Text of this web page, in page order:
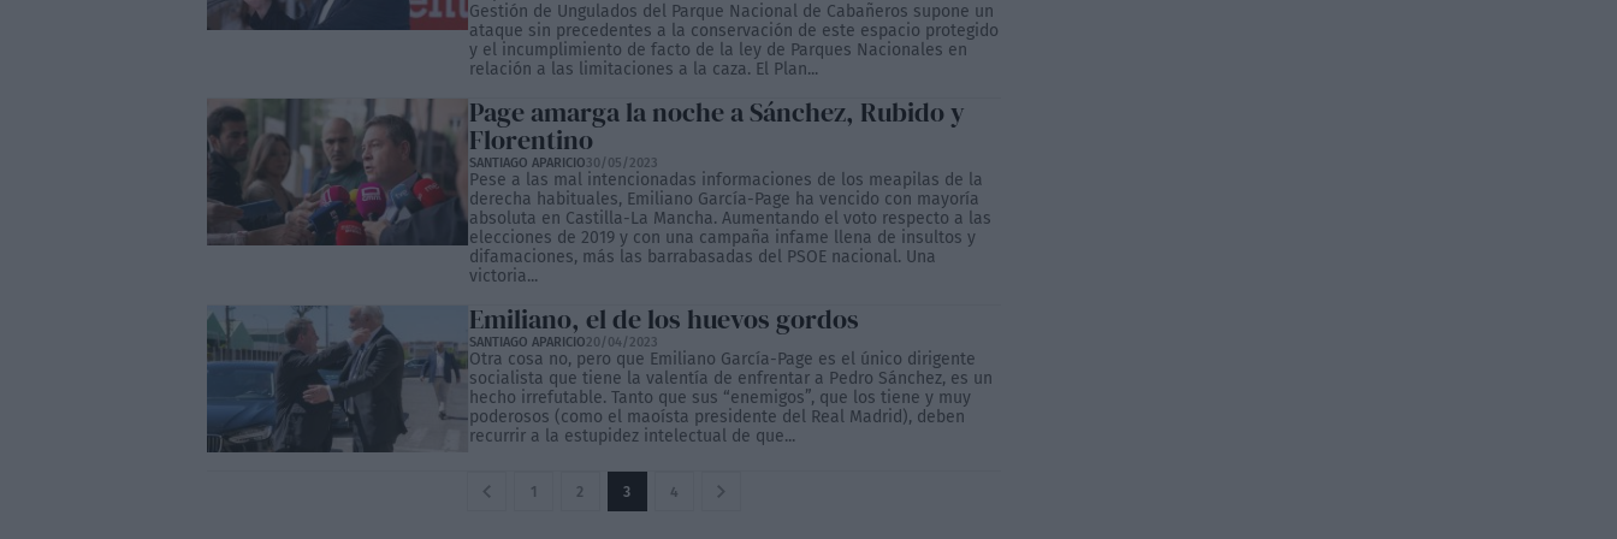
Gestión de Ungulados del Parque Nacional de Cabañeros supone un
ataque sin precedentes a la conservación de este espacio protegido
y el incumplimiento de facto de la ley de Parques Nacionales en
relación a las limitaciones a la caza. El Plan...
Page amarga la noche a Sánchez, Rubido y
Florentino
SANTIAGO APARICIO30/05/2023
Pese a las mal intencionadas informaciones de los meapilas de la
derecha habituales, Emiliano García-Page ha vencido con mayoría
absoluta en Castilla-La Mancha. Aumentando el voto respecto a las
elecciones de 2019 y con una campaña infame llena de insultos y
difamaciones, más las barrabasadas del PSOE nacional. Una
victoria...
Emiliano, el de los huevos gordos
SANTIAGO APARICIO20/04/2023
Otra cosa no, pero que Emiliano García-Page es el único dirigente
socialista que tiene la valentía de enfrentar a Pedro Sánchez, es un
hecho irrefutable. Tanto que sus “enemigos”, que los tiene y muy
poderosos (como el maoísta presidente del Real Madrid), deben
recurrir a la estupidez intelectual de que...
1 2 3 4